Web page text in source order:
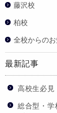
藤沢校
柏校
全校からの
最新記事
高校生必見
総合型・